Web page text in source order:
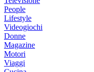
People
Lifestyle
Videogiochi
Donne
Magazine
Motori
Viaggi